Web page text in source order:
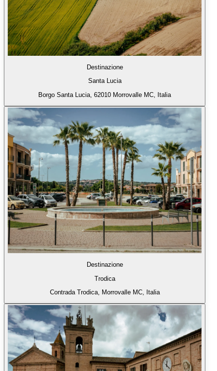
Destinazione
Santa Lucia
Borgo Santa Lucia, 62010 Morrovalle MC, Italia
Destinazione
Trodica
Contrada Trodica, Morrovalle MC, Italia